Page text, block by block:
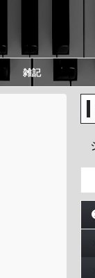
雑記